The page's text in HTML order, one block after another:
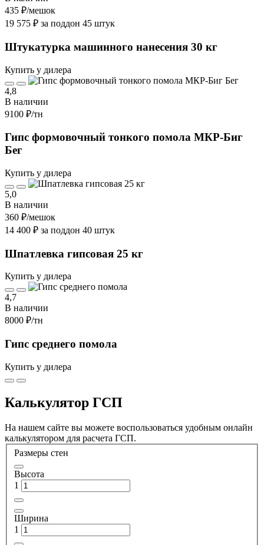
435 ₽/мешок
19 575 ₽ за поддон 45 штук
Штукатурка машинного нанесения 30 кг
Купить у дилера
4,8
В наличии
9100 ₽/тн
Гипс формовочный тонкого помола МКР-Биг
Бег
Купить у дилера
5,0
В наличии
360 ₽/мешок
14 400 ₽ за поддон 40 штук
Шпатлевка гипсовая 25 кг
Купить у дилера
4,7
В наличии
8000 ₽/тн
Гипс среднего помола
Купить у дилера
Калькулятор ГСП
На нашем сайте вы можете воспользоваться удобным онлайн
калькулятором для расчета ГСП.
Размеры стен
Высота
1
Ширина
1